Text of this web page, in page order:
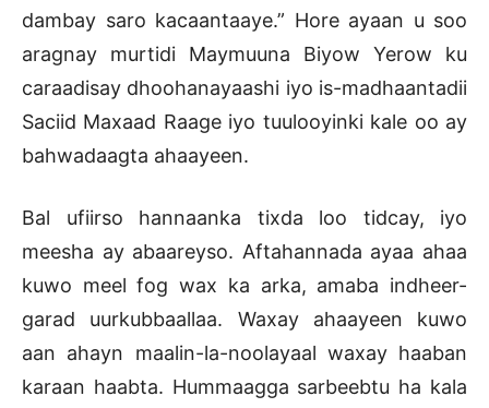
dambay saro kacaantaaye.” Hore ayaan u soo
aragnay murtidi Maymuuna Biyow Yerow ku
caraadisay dhoohanayaashi iyo is-madhaantadii
Saciid Maxaad Raage iyo tuulooyinki kale oo ay
bahwadaagta ahaayeen.
Bal ufiirso hannaanka tixda loo tidcay, iyo
meesha ay abaareyso. Aftahannada ayaa ahaa
kuwo meel fog wax ka arka, amaba indheer-
garad uurkubbaallaa. Waxay ahaayeen kuwo
aan ahayn maalin-la-noolayaal waxay haaban
karaan haabta. Hummaagga sarbeebtu ha kala